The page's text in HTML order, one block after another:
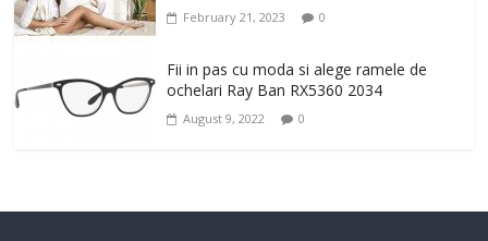
February 21, 2023 0
Fii in pas cu moda si alege ramele de
ochelari Ray Ban RX5360 2034
August 9, 2022 0